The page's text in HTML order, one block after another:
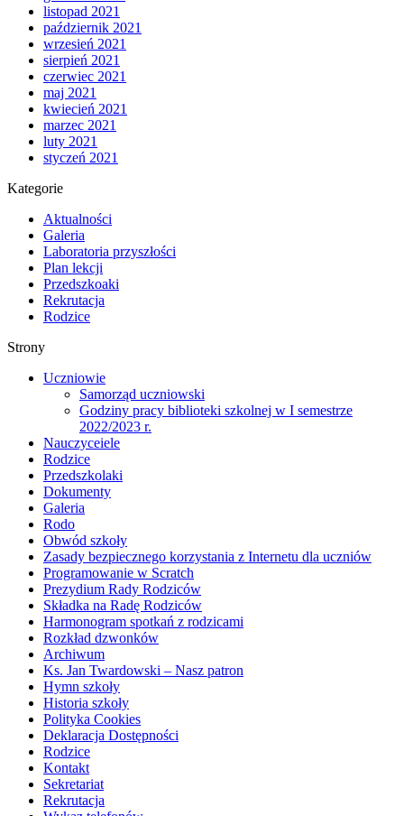
listopad 2021
październik 2021
wrzesień 2021
sierpień 2021
czerwiec 2021
maj 2021
kwiecień 2021
marzec 2021
luty 2021
styczeń 2021
Kategorie
Aktualności
Galeria
Laboratoria przyszłości
Plan lekcji
Przedszkoaki
Rekrutacja
Rodzice
Strony
Uczniowie
Samorząd uczniowski
Godziny pracy biblioteki szkolnej w I semestrze
2022/2023 r.
Nauczyceiele
Rodzice
Przedszkolaki
Dokumenty
Galeria
Rodo
Obwód szkoły
Zasady bezpiecznego korzystania z Internetu dla uczniów
Programowanie w Scratch
Prezydium Rady Rodziców
Składka na Radę Rodziców
Harmonogram spotkań z rodzicami
Rozkład dzwonków
Archiwum
Ks. Jan Twardowski – Nasz patron
Hymn szkoły
Historia szkoły
Polityka Cookies
Deklaracja Dostępności
Rodzice
Kontakt
Sekretariat
Rekrutacja